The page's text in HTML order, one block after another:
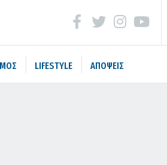
LIFESTYLE ΑΠΟΨΕΙΣ